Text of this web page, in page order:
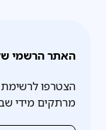
האתר הרשמי
הצטרפו
מרתקים מידי